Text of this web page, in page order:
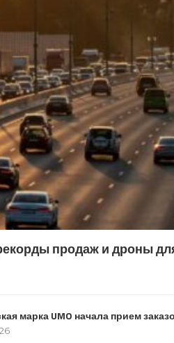
продаж и дроны
марка UMO начала прием